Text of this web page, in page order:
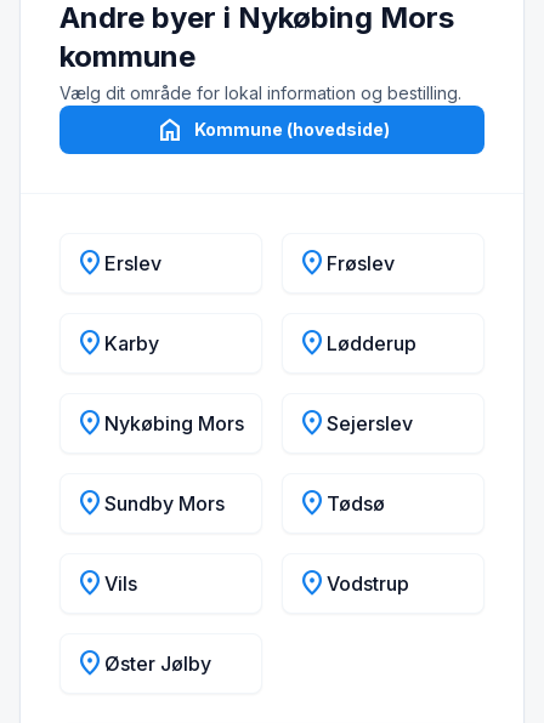
Andre byer i Nykøbing Mors
kommune
Vælg dit område for lokal information og bestilling.
home Kommune (hovedside)
location_on Erslev location_on Frøslev
location_on Karby location_on Lødderup
location_on Nykøbing Mors location_on Sejerslev
location_on Sundby Mors location_on Tødsø
location_on Vils location_on Vodstrup
location_on Øster Jølby